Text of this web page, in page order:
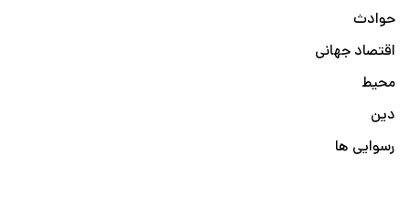
حوادث
اقتصاد جهانی
محیط
دین
رسوایی ها